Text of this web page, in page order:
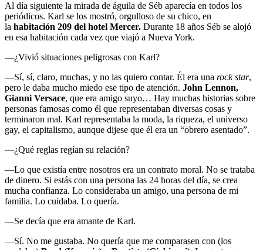
Al día siguiente la mirada de águila de Séb aparecía en todos los
periódicos. Karl se los mostró, orgulloso de su chico, en
la habitación 209 del hotel Mercer. Durante 18 años Séb se alojó
en esa habitación cada vez que viajó a Nueva York.
—¿Vivió situaciones peligrosas con Karl?
—Sí, sí, claro, muchas, y no las quiero contar. Él era una rock star,
pero le daba mucho miedo ese tipo de atención. John Lennon,
Gianni Versace, que era amigo suyo… Hay muchas historias sobre
personas famosas como él que representaban diversas cosas y
terminaron mal. Karl representaba la moda, la riqueza, el universo
gay, el capitalismo, aunque dijese que él era un “obrero asentado”.
—¿Qué reglas regían su relación?
—Lo que existía entre nosotros era un contrato moral. No se trataba
de dinero. Si estás con una persona las 24 horas del día, se crea
mucha confianza. Lo consideraba un amigo, una persona de mi
familia. Lo cuidaba. Lo quería.
—Se decía que era amante de Karl.
—Sí. No me gustaba. No quería que me comparasen con (los